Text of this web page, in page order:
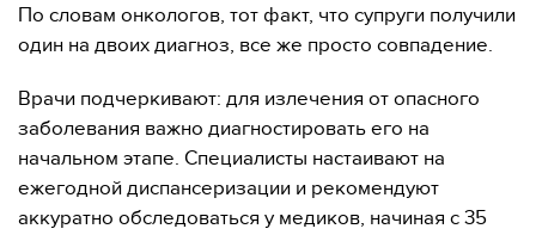
По словам онкологов, тот факт, что супруги получили
один на двоих диагноз, все же просто совпадение.
Врачи подчеркивают: для излечения от опасного
заболевания важно диагностировать его на
начальном этапе. Специалисты настаивают на
ежегодной диспансеризации и рекомендуют
аккуратно обследоваться у медиков, начиная с 35